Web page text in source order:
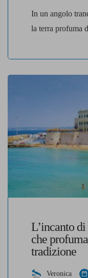
In un angolo
la terra profuma
che ha il potere
sguardo. Non
bianche dal
trasformare
L’incanto
che
tradizione
Veronica